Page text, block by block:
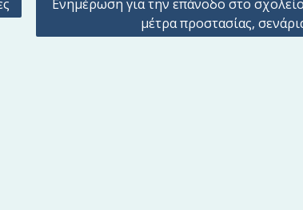
Ενημέρωση για την επάνοδο στο
μέτρα προστασίας,